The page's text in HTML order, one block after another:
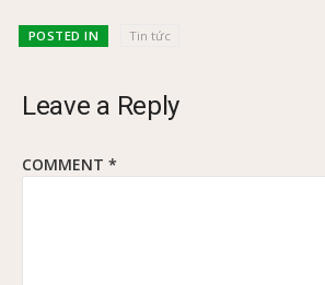
POSTED IN Tin tức
Leave a Reply
COMMENT *